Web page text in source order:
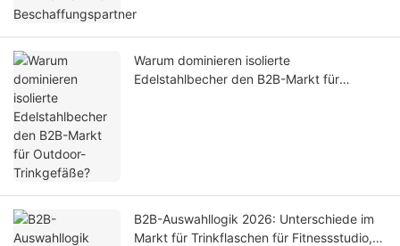
Warum dominieren isolierte
Edelstahlbecher den B2B-Markt für
B2B-Auswahllogik 2026: Unterschiede im
Markt für Trinkflaschen für Fitnessstudio,